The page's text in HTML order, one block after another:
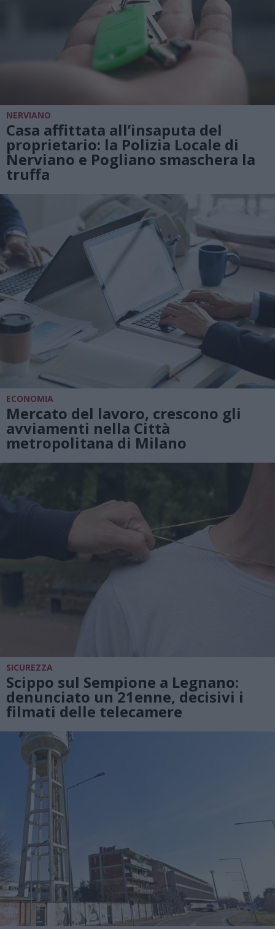
NERVIANO
Casa affittata all’insaputa del
proprietario: la Polizia Locale di
Nerviano e Pogliano smaschera la
truffa
ECONOMIA
Mercato del lavoro, crescono gli
avviamenti nella Città
metropolitana di Milano
SICUREZZA
Scippo sul Sempione a Legnano:
denunciato un 21enne, decisivi i
filmati delle telecamere